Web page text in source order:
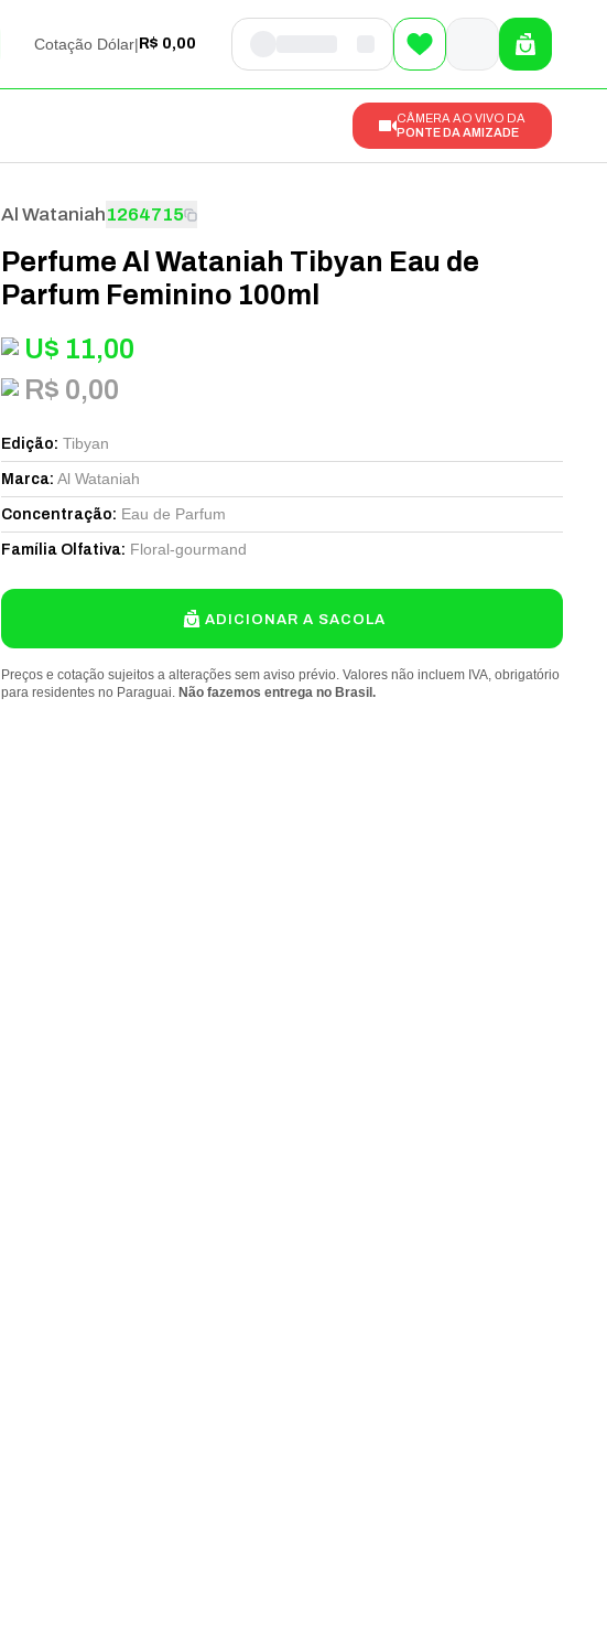
Cotação Dólar| R$ 0,00
CÂMERA AO VIVO DA
PONTE DA AMIZADE
Al Wataniah1264715
Perfume Al Wataniah Tibyan Eau de
Parfum Feminino 100ml
U$ 11,00
R$ 0,00
Edição: Tibyan
Marca: Al Wataniah
Concentração: Eau de Parfum
Família Olfativa: Floral-gourmand
ADICIONAR A SACOLA
Preços e cotação sujeitos a alterações sem aviso prévio. Valores não incluem IVA, obrigatório
para residentes no Paraguai. Não fazemos entrega no Brasil.